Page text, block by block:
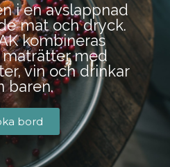
i en avslappnad
mat och dryck.
kombineras
med
vin och drinkar
baren.
bord